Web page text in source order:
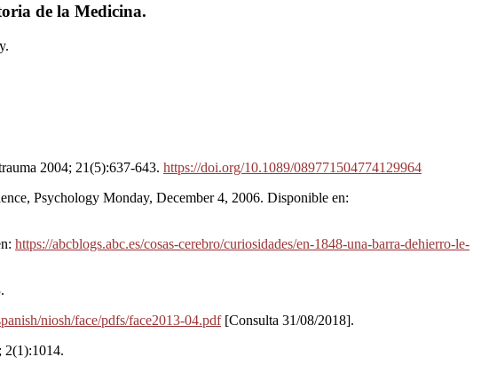
de la Medicina.
2004; 21(5):637-643. https://doi.org/10.1089/089771504774129964
Psychology Monday, December 4, 2006. Disponible en:
https://abcblogs.abc.es/cosas-cerebro/curiosidades/en-1848-una-barra-dehierro-le-
niosh/face/pdfs/face2013-04.pdf[Consulta 31/08/2018].
2(1):1014.